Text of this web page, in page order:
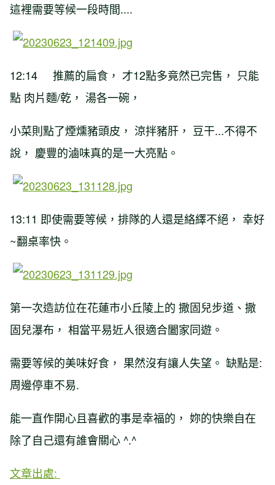
這裡需要等候一段時間....
12:14 推薦的扁食， 才12點多竟然已完售， 只能
點 肉片麵/乾， 湯各一碗，
小菜則點了煙燻豬頭皮， 涼拌豬肝， 豆干...不得不
說， 慶豐的滷味真的是一大亮點。
13:11 即使需要等候，排隊的人還是絡繹不絕， 幸好
~翻桌率快。
第一次造訪位在花蓮市小丘陵上的 撒固兒步道、撒
固兒瀑布， 相當平易近人很適合闔家同遊。
需要等候的美味好食， 果然沒有讓人失望。 缺點是:
周邊停車不易.
能一直作開心且喜歡的事是幸福的， 妳的快樂自在
除了自己還有誰會關心 ^.^
文章出處: